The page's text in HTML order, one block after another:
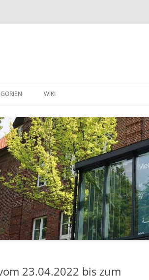
& SMARTPHONE
WIKI
23.04.2022 bis zum